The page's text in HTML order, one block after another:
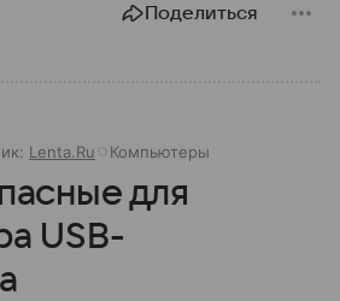
Поделиться
Lenta.Ru Компьютеры
для
USB-